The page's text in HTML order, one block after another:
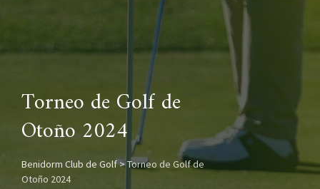
Torneo de Golf de
Otoño 2024
Benidorm Club de Golf>Torneo de Golf de
Otoño 2024